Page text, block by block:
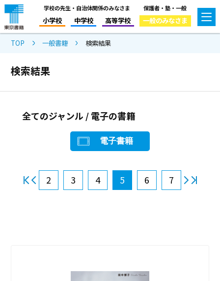
学校の先生・自治体関係のみなさま
小学校 中学校 高等学校
保護者・塾・一般
一般のみなさま
TOP 一般書籍 検索結果
検索結果
全てのジャンル / 電子の書籍
電子書籍
2 3 4 5 6 7